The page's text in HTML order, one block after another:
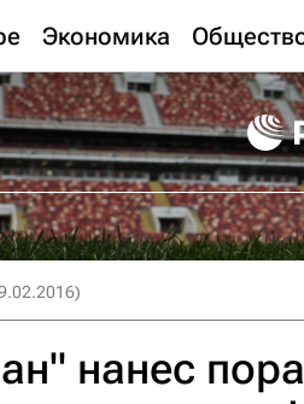
Экономика
нанес